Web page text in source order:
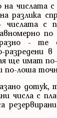
на числата
разлика
числата с
- те
ще имат
по-лоша
числа с